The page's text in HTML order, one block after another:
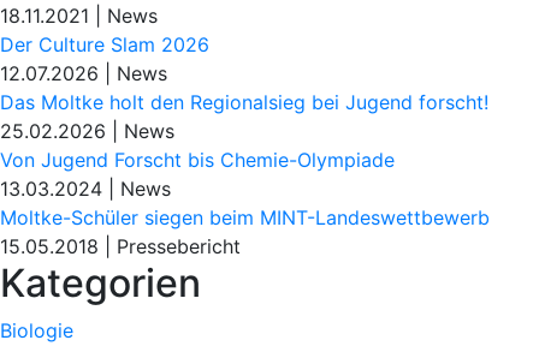
18.11.2021
News
Der Culture Slam 2026
12.07.2026
News
Das Moltke holt den Regionalsieg bei Jugend forscht!
25.02.2026
News
Von Jugend Forscht bis Chemie-Olympiade
13.03.2024
News
Moltke-Schüler siegen beim MINT-Landeswettbewerb
15.05.2018
Pressebericht
Kategorien
Biologie